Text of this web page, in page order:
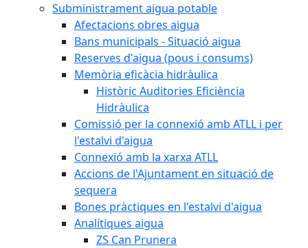
Subministrament aigua potable
Afectacions obres aigua
Bans municipals - Situació aigua
Reserves d'aigua (pous i consums)
Memòria eficàcia hidràulica
Històric Auditories Eficiència
Hidràulica
Comissió per la connexió amb ATLL i per
l'estalvi d'aigua
Connexió amb la xarxa ATLL
Accions de l'Ajuntament en situació de
sequera
Bones pràctiques en l'estalvi d'aigua
Analítiques aigua
ZS Can Prunera